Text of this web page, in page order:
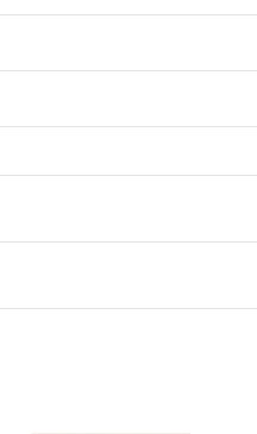
第2條第5款之規定，「非